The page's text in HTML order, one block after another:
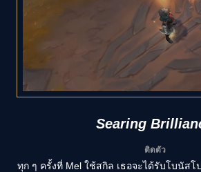
Searing
ติดตัว
ทุก ๆ ครั้งที่ Mel ใช้สกิล เธอจะได้รับโบนัสโ